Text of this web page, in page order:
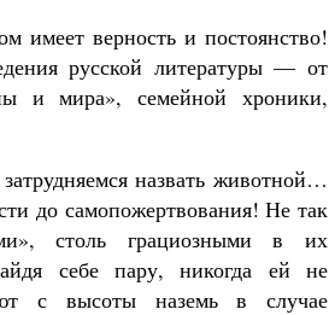
имеет верность и постоянство!
русской литературы — от
и мира», семейной хроники,
назвать животной…
до самопожертвования! Не так
столь грациозными в их
себе пару, никогда ей не
с высоты наземь в случае